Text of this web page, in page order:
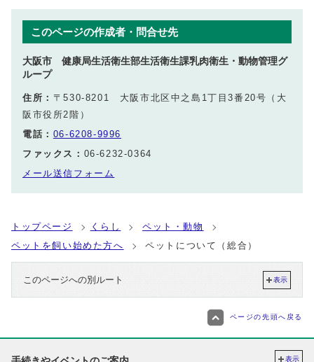
このページの作成者・問合せ先
大阪市 健康局生活衛生部生活衛生課乳肉衛生・動物管理グ
ループ
住所： 〒530-8201 大阪市北区中之島1丁目3番20号（大
阪市役所2階）
電話： 06-6208-9996
ファックス： 06-6232-0364
メール送信フォーム
トップページ くらし
ペット・動物
ペットを飼い始めた方へ
ペットについて（総合）
このページへの別ルート 表示
ページの先頭へ戻る
表示